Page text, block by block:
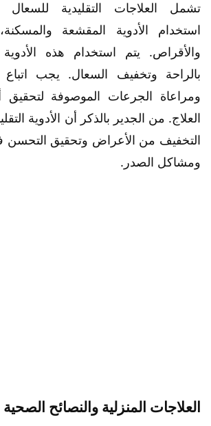
تشمل العلاجات التقليدية
استخدام الأدوية المقشعة
والأقراص. يتم استخدام هذه
بالراحة وتخفيف السعال. يجب اتباع
ومراعاة الجرعات الموصوفة
العلاج. من الجدير بالذكر أن الأدوية
التخفيف من الأعراض وتحقيق التحسن
ومشاكل الصدر.
العلاجات المنزلية والنصائح الصحية